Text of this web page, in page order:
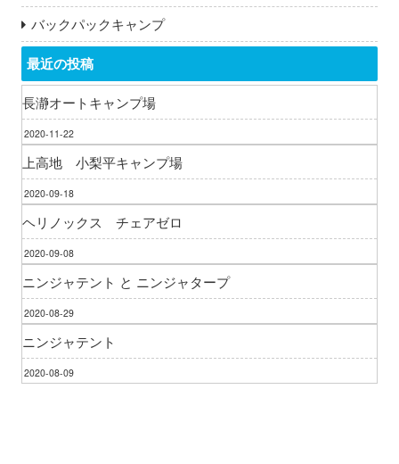
バックパックキャンプ
最近の投稿
長瀞オートキャンプ場
2020-11-22
上高地 小梨平キャンプ場
2020-09-18
ヘリノックス チェアゼロ
2020-09-08
ニンジャテント と ニンジャタープ
2020-08-29
ニンジャテント
2020-08-09